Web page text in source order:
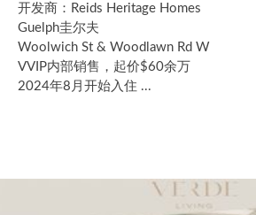
开发商：Reids Heritage Homes
Guelph圭尔夫
Woolwich St & Woodlawn Rd W
VVIP内部销售，起价$60余万
2024年8月开始入住 ...